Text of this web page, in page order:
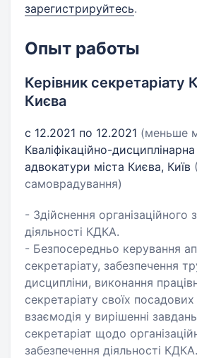
зарегистрируйтесь.
Опыт работы
Керівник
Києва
с 12.2021 по 12.2021 (меньше
Кваліфікаційно-дисциплінарна
адвокатури міста Києва, Київ
самоврадування)
- Здійснення організаційного
діяльності КДКА.
- Безпосередньо керування
секретаріату, забезпечення
дисципліни, виконання
секретаріату своїх посадових
взаємодія у вирішенні
секретаріат щодо
забезпечення діяльності КДКА.